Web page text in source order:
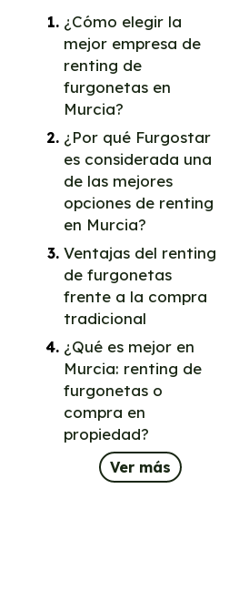
¿Cómo elegir la
mejor empresa de
renting de
furgonetas en
Murcia?
¿Por qué Furgostar
es considerada una
de las mejores
opciones de renting
en Murcia?
Ventajas del renting
de furgonetas
frente a la compra
tradicional
¿Qué es mejor en
Murcia: renting de
furgonetas o
compra en
propiedad?
Ver más